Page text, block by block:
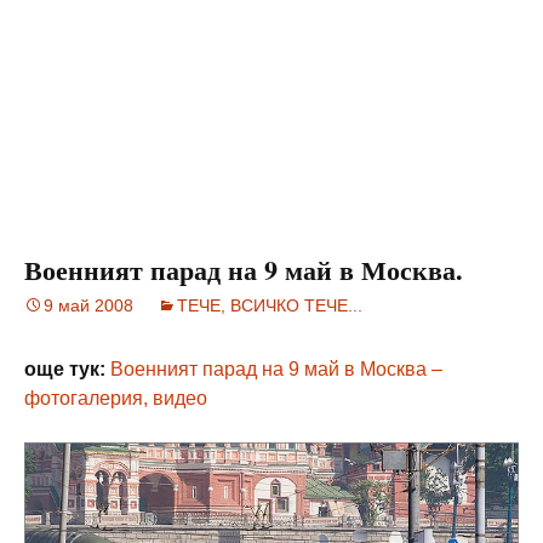
Военният парад на 9 май в Москва.
9 май 2008 ТЕЧЕ, ВСИЧКО ТЕЧЕ...
още тук: Военният парад на 9 май в Москва –
фотогалерия, видео